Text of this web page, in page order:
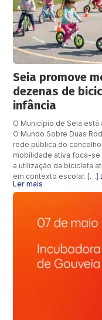
Seia promove
dezenas de
infância
O Município de Seia
O Mundo Sobre Duas
rede pública do
mobilidade ativa foca-se
a utilização da bicicleta
em contexto escolar. […]
Ler mais